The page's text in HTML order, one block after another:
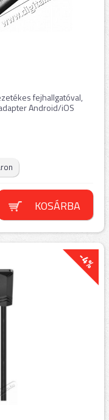
fejhallgatóval,
Android/iOS
KOSÁRBA
-4%